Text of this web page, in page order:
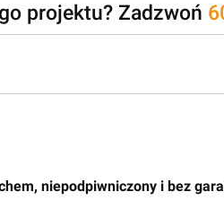
projektu? Zadzwoń
niepodpiwniczony i bez